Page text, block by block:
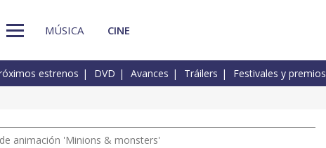
MÚSICA CINE
estrenos DVD Avances Tráilers Festivales y premios
animación 'Minions & monsters'